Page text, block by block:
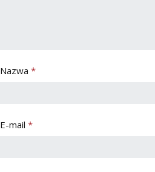
Nazwa *
E-mail *